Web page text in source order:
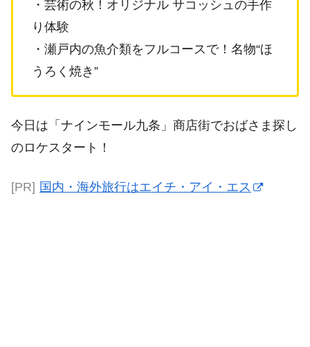
・芸術の秋！オリジナル サコッシュの手作
り体験
・瀬戸内の魚介類をフルコースで！名物“ほ
うろく焼き”
今日は「ナインモール九条」商店街でおばさま探し
のロケスタート！
[PR] 国内・海外旅行はエイチ・アイ・エス